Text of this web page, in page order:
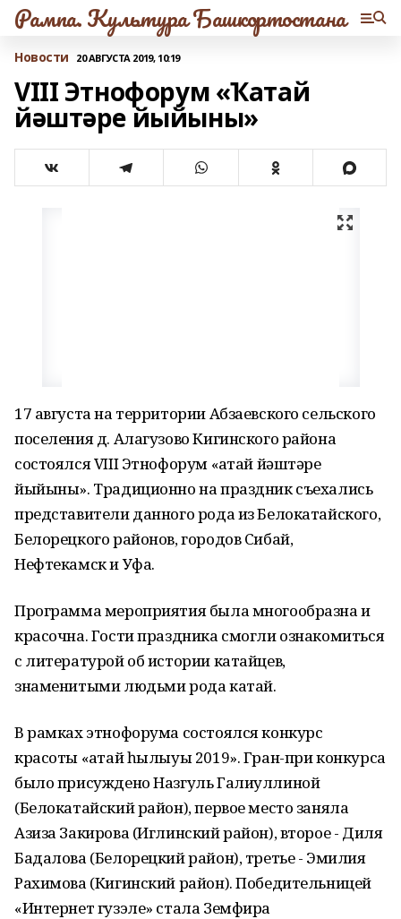
Рампа. Культура Башкортостана
Новости 20 АВГУСТА 2019, 10:19
VIII Этнофорум «Ҡатай
йәштәре йыйыны»
17 августа на территории Абзаевского сельского
поселения д. Алагузово Кигинского района
состоялся VIII Этнофорум «Ҡатай йәштәре
йыйыны». Традиционно на праздник съехались
представители данного рода из Белокатайского,
Белорецкого районов, городов Сибай,
Нефтекамск и Уфа.
Программа мероприятия была многообразна и
красочна. Гости праздника смогли ознакомиться
с литературой об истории катайцев,
знаменитыми людьми рода катай.
В рамках этнофорума состоялся конкурс
красоты «Ҡатай һылыуы 2019». Гран-при конкурса
было присуждено Назгуль Галиуллиной
(Белокатайский район), первое место заняла
Азиза Закирова (Иглинский район), второе - Диля
Бадалова (Белорецкий район), третье - Эмилия
Рахимова (Кигинский район). Победительницей
«Интернет гузэле» стала Земфира